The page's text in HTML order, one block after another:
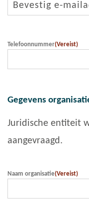
mailadres
invoeren
bevestigen
Telefoonnummer(Vereist)
Gegevens
Juridische entiteit
aangevraagd.
Naam organisatie(Vereist)